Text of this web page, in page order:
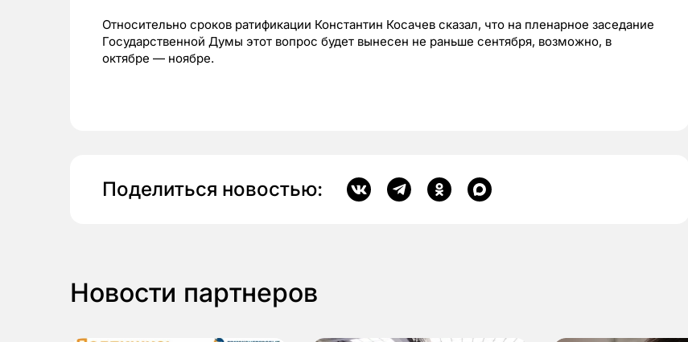
Относительно сроков ратификации Константин Косачев сказал, что на пленарное заседание
Государственной Думы этот вопрос будет вынесен не раньше сентября, возможно, в
октябре — ноябре.
Поделиться новостью:
Новости партнеров